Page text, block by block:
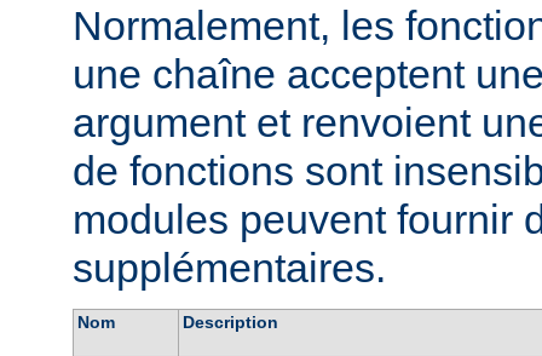
Normalement, les
une chaîne acceptent
argument et renvoient
de fonctions sont
modules peuvent fournir
supplémentaires.
Nom Description